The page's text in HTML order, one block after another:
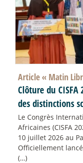
Article « Matin
Clôture du
des distinctions
Le Congrès
Africaines (CISFA
10 juillet 2026 au
Officiellement
(…)